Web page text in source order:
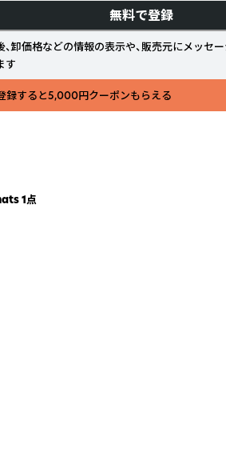
無料で登録
、卸価格などの情報の表示や、販売元にメッセ
す
登録すると5,000円クーポンもらえる
1点